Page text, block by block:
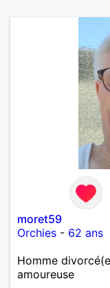
moret59
Orchies - 62 ans
Homme
amoureuse